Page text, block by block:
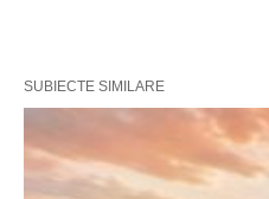
SUBIECTE SIMILARE